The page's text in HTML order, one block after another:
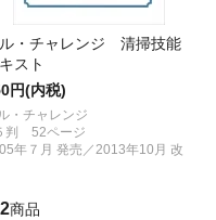
・チャレンジ 清掃技能
スト
円(内税)
・チャレンジ
判 52ページ
年７月 発売／2013年10月 改
商品